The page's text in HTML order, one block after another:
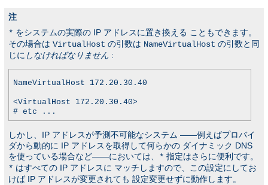
注
* をシステムの実際の IP アドレスに置き換える こともできます。
その場合は VirtualHost の引数は NameVirtualHost の引数と同
じに しなければなりません :
NameVirtualHost 172.20.30.40
<VirtualHost 172.20.30.40>
# etc ...
しかし、IP アドレスが予測不可能なシステム ――例えばプロバイ
ダから動的に IP アドレスを取得して何らかの ダイナミック DNS
を使っている場合など――においては、 * 指定はさらに便利です。
* はすべての IP アドレスに マッチしますので、この設定にしてお
けば IP アドレスが変更されても 設定変更せずに動作します。